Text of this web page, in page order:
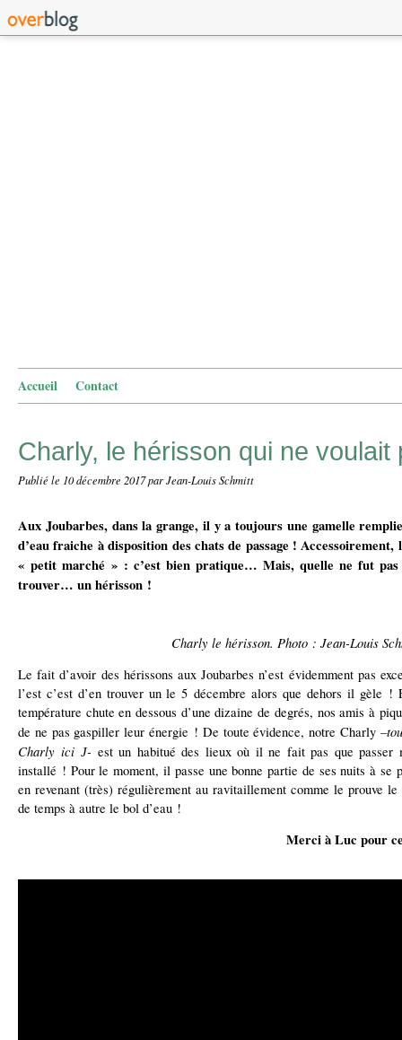
Accueil Contact
Charly, le hérisson qui ne
Publié le 10 décembre 2017par Jean-Louis Schmitt
Aux Joubarbes, dans la grange, il y a toujours une gamelle
d’eau fraiche à disposition des chats de passage !
« petit marché » : c’est bien pratique… Mais, quelle ne fut pas
trouver… un hérisson !
Charly le hérisson. Photo : Jean-Louis
Le fait d’avoir des hérissons aux Joubarbes n’est évidemment pas
l’est c’est d’en trouver un le 5 décembre alors que dehors il gèle
température chute en dessous d’une dizaine de degrés, nos amis à
de ne pas gaspiller leur énergie ! De toute évidence, notre Charly
Charly ici J- est un habitué des lieux où il ne fait pas que passer
installé ! Pour le moment, il passe une bonne partie de ses nuits à se
en revenant (très) régulièrement au ravitaillement comme le prouve
de temps à autre le bol d’eau !
Merci à Luc pour